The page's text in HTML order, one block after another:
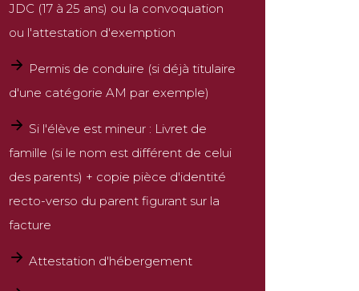
JDC (17 à 25 ans) ou la convoquation
ou l'attestation d'exemption
Permis de conduire (si déjà titulaire
d'une catégorie AM par exemple)
Si l'élève est mineur : Livret de
famille (si le nom est différent de celui
des parents) + copie pièce d'identité
recto-verso du parent figurant sur la
facture
Attestation d'hébergement